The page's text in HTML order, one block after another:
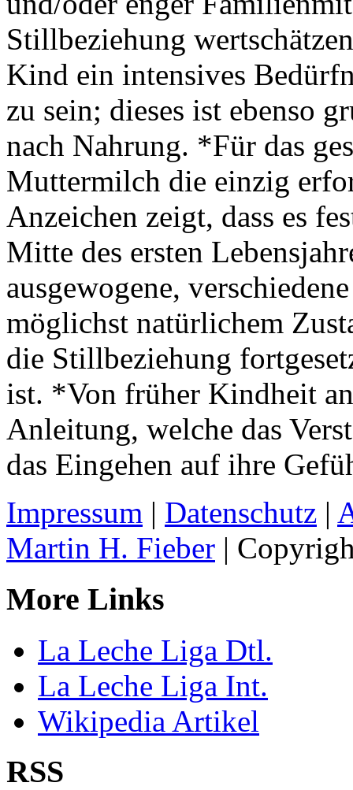
Stillbeziehung
Kind ein intensives
zu sein; dieses ist ebenso
nach Nahrung. *Für das
Muttermilch die einzig
Anzeichen zeigt, dass es
Mitte des ersten
ausgewogene,
möglichst natürlichem
die Stillbeziehung
ist. *Von früher Kindheit
Anleitung, welche das
das Eingehen auf ihre
Impressum | Datenschutz |
Martin H. Fieber |
More Links
La Leche Liga Dtl.
La Leche Liga Int.
Wikipedia Artikel
RSS